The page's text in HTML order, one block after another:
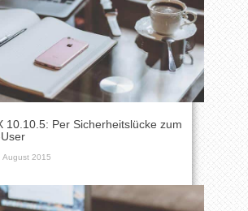
10.10.5: Per Sicherheitslücke zum
August 2015